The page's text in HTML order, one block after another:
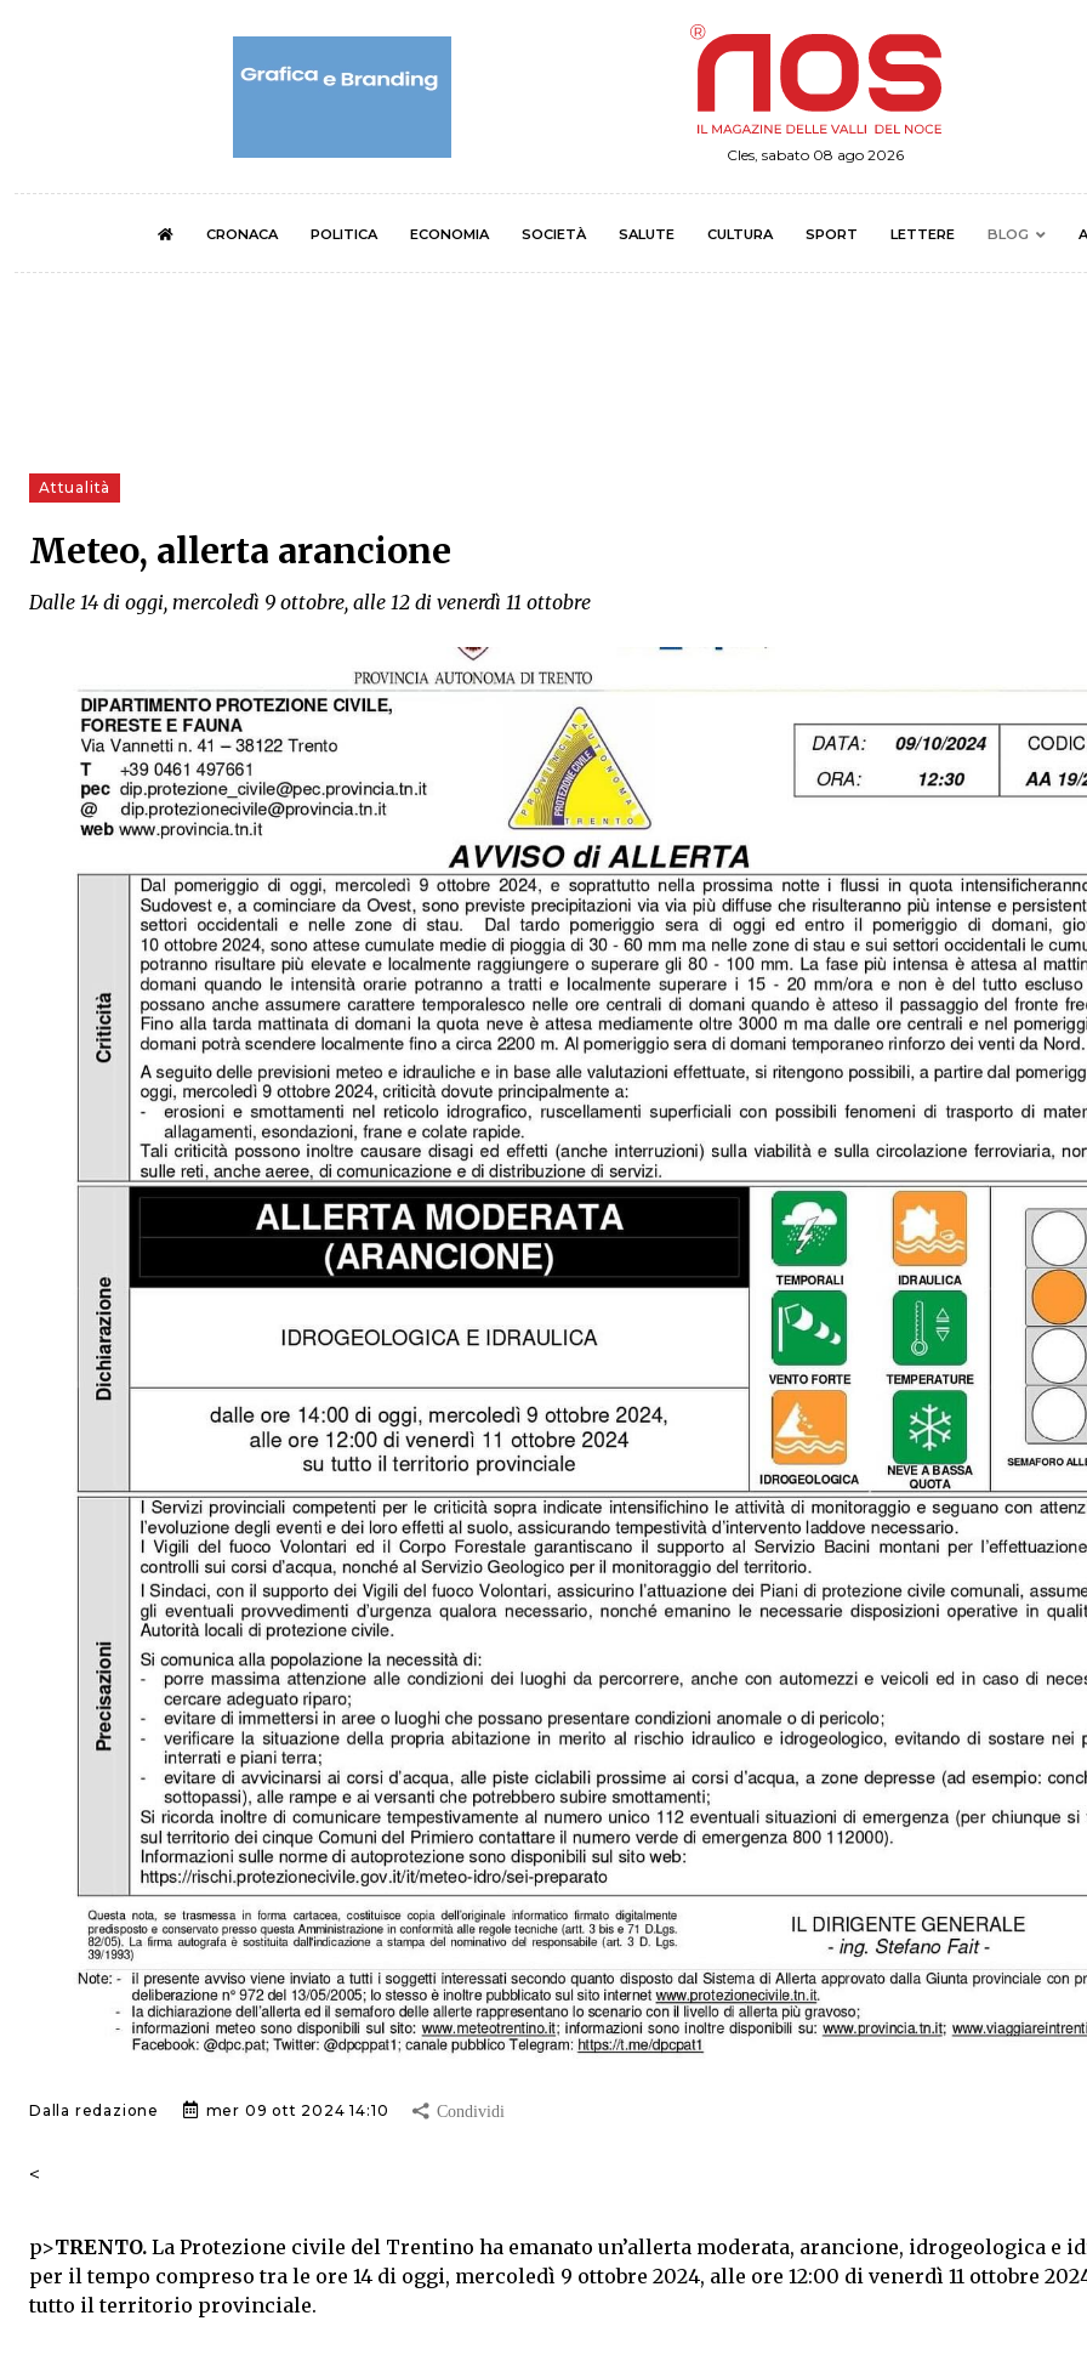
Cles, sabato 08 ago 2026
CRONACA POLITICA ECONOMIA SOCIETÀ SALUTE CULTURA SPORT LETTERE BLOG
Attualità
Meteo, allerta arancione
Dalle 14 di oggi, mercoledì 9 ottobre, alle 12 di venerdì 11 ottobre
Dalla redazione mer 09 ott 2024 14:10
<
p>TRENTO. La Protezione civile del Trentino ha emanato un’allerta moderata, arancione, idrogeologica e
per il tempo compreso tra le ore 14 di oggi, mercoledì 9 ottobre 2024, alle ore 12:00 di venerdì 11 ottobre
tutto il territorio provinciale.